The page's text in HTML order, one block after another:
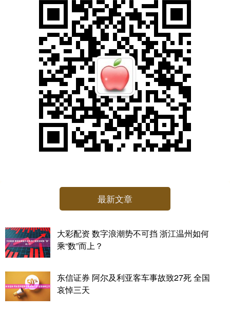
最新文章
大彩配资 数字浪潮势不可挡 浙江温州如何
乘“数”而上？
东信证券 阿尔及利亚客车事故致27死 全国
哀悼三天